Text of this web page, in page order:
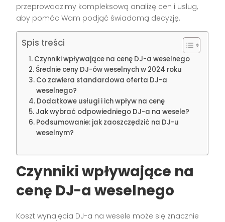
przeprowadzimy kompleksową analizę cen i usług,
aby pomóc Wam podjąć świadomą decyzję.
Spis treści
Czynniki wpływające na cenę DJ-a weselnego
Średnie ceny DJ-ów weselnych w 2024 roku
Co zawiera standardowa oferta DJ-a
weselnego?
Dodatkowe usługi i ich wpływ na cenę
Jak wybrać odpowiedniego DJ-a na wesele?
Podsumowanie: jak zaoszczędzić na DJ-u
weselnym?
Czynniki wpływające na
cenę DJ-a weselnego
Koszt wynajęcia DJ-a na wesele może się znacznie